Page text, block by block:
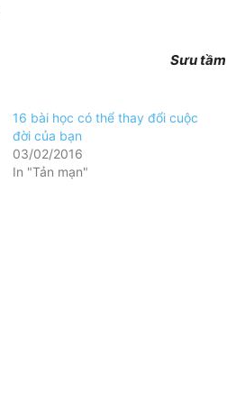
Sưu tầm
16 bài học có thể thay đổi cuộc
đời của bạn
03/02/2016
In "Tản mạn"